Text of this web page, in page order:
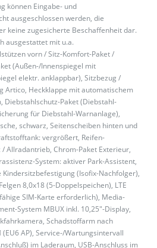
können Eingabe- und
ausgeschlossen werden, die
keine zugesicherte Beschaffenheit dar.
ausgestattet mit u.a.
vorn / Sitz-Komfort-Paket /
(Außen-/Innenspiegel mit
elektr. anklappbar), Sitzbezug /
Artico, Heckklappe mit automatischem
Diebstahlschutz-Paket (Diebstahl-
für Diebstahl-Warnanlage),
schwarz, Seitenscheiben hinten und
vergrößert, Reifen-
Allradantrieb, Chrom-Paket Exterieur,
System: aktiver Park-Assistent,
Kindersitzbefestigung (Isofix-Nachfolger),
8,0x18 (5-Doppelspeichen), LTE
SIM-Karte erforderlich), Media-
System MBUX inkl. 10,25"-Display,
Schadstoffarm nach
(EU6 AP), Service-/Wartungsintervall
im Laderaum, USB-Anschluss im